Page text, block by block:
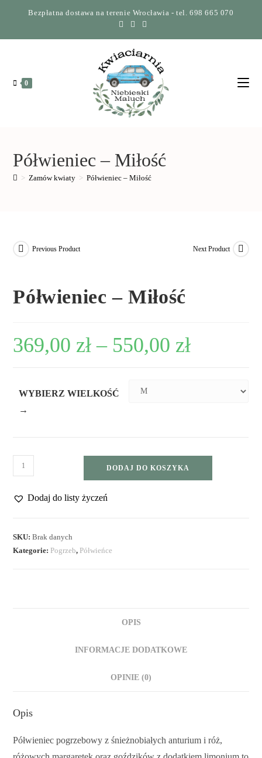
Bezpłatna dostawa na terenie Wrocławia - tel. 698 665 070
0
Półwieniec – Miłość
> Zamów kwiaty > Półwieniec – Miłość
Previous Product Next Product
Półwieniec – Miłość
369,00 zł – 550,00 zł
WYBIERZ WIELKOŚĆ
→
DODAJ DO KOSZYKA
Dodaj do listy życzeń
SKU:Brak danych
Kategorie: Pogrzeb, Półwieńce
OPIS
INFORMACJE DODATKOWE
OPINIE (0)
Opis
Półwieniec pogrzebowy z śnieżnobiałych anturium i róż,